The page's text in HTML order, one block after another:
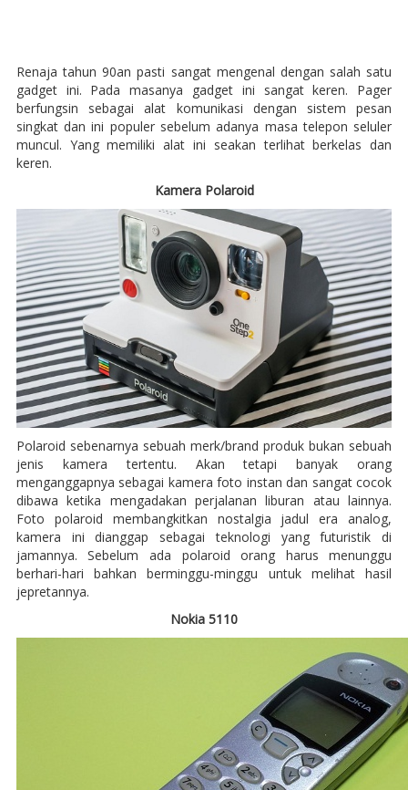
Renaja tahun 90an pasti sangat mengenal dengan salah satu
gadget ini. Pada masanya gadget ini sangat keren. Pager
berfungsin sebagai alat komunikasi dengan sistem pesan
singkat dan ini populer sebelum adanya masa telepon seluler
muncul. Yang memiliki alat ini seakan terlihat berkelas dan
keren.
Kamera Polaroid
Polaroid sebenarnya sebuah merk/brand produk bukan sebuah
jenis kamera tertentu. Akan tetapi banyak orang
menganggapnya sebagai kamera foto instan dan sangat cocok
dibawa ketika mengadakan perjalanan liburan atau lainnya.
Foto polaroid membangkitkan nostalgia jadul era analog,
kamera ini dianggap sebagai teknologi yang futuristik di
jamannya. Sebelum ada polaroid orang harus menunggu
berhari-hari bahkan berminggu-minggu untuk melihat hasil
jepretannya.
Nokia 5110